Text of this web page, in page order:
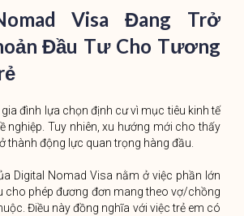
Visa Đang Trở
Đầu Tư Cho Tương
đình lựa chọn định cư vì mục tiêu kinh tế
nghiệp. Tuy nhiên, xu hướng mới cho thấy
thành động lực quan trọng hàng đầu.
Digital Nomad Visa nằm ở việc phần lớn
cho phép đương đơn mang theo vợ/chồng
Điều này đồng nghĩa với việc trẻ em có